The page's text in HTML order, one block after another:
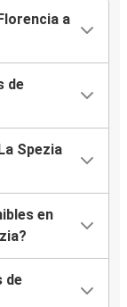
a
de
Spezia
en
de